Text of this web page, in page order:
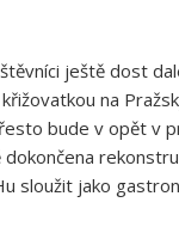
ještě dost
na
bude v opět v
sloužit jako